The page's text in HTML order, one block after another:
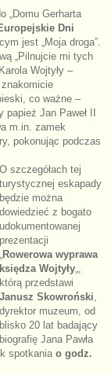
„Domu Gerharta
Dni
jest „Moja droga”.
„Pilnujcie mi tych
Wojtyły –
co ważne –
papież Jan Paweł II
m.in. zamek
pokonując podczas
O szczegółach tej
turystycznej eskapady
będzie można
dowiedzieć z bogato
udokumentowanej
prezentacji
Rowerowa wyprawa
księdza Wojtyły
którą przedstawi
Janusz Skowroński
dyrektor muzeum, od
blisko 20 lat badający
biografię Jana Pawła
spotkania o godz.